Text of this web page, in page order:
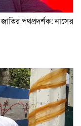
পথপ্রদর্শক: নাসের